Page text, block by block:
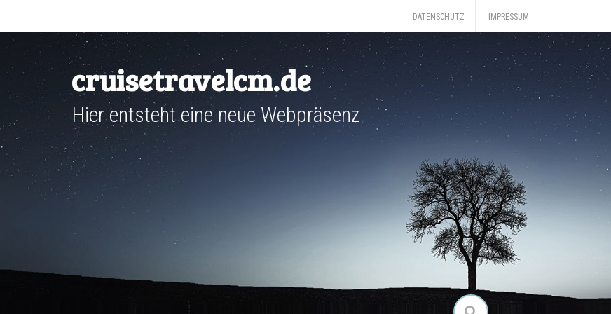
content
DATENSCHUTZ IMPRESSUM
cruisetravelcm.de
Hier entsteht eine neue Webpräsenz